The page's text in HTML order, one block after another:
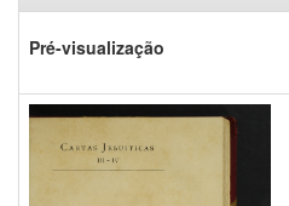
Pré-visualização